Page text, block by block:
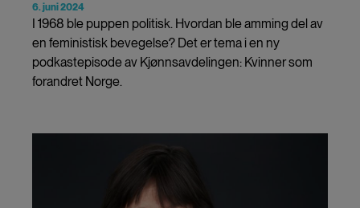
6. juni 2024
I 1968 ble puppen politisk. Hvordan ble amming del av
en feministisk bevegelse? Det er tema i en ny
podkastepisode av Kjønnsavdelingen: Kvinner som
forandret Norge.